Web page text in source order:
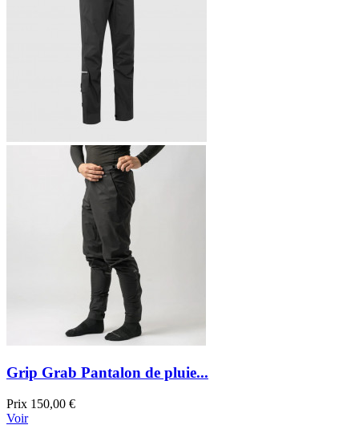
Grip Grab Pantalon de pluie...
Prix 150,00 €
Voir